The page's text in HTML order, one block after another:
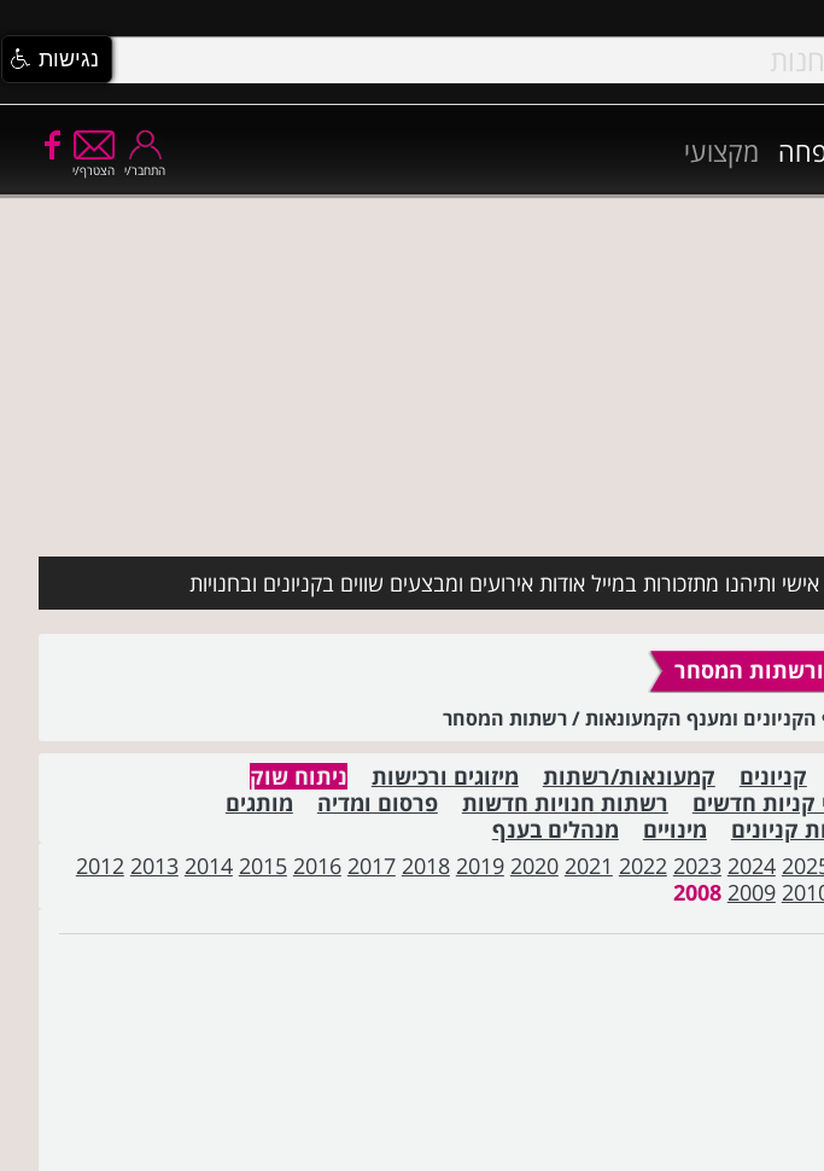
מקצועי
הצטרף/י התחבר/י
ותיהנו מתזכורות במייל אודות אירועים ומבצעים שווים בקניונים ובחנויות
ורשתות המסחר
הקניונים ומענף הקמעונאות / רשתות המסחר
קניונים קמעונאות/רשתות מיזוגים ורכישות
ניתוח שוק
קניות חדשים
רשתות חנויות חדשות פרסום ומדיה
מותגים
קניונים
מינויים
מנהלים בענף
2024
2023
2022
2021
2020
2019
2018
2017
2016
2015
2014
2013
2012
2009
2008
נגישות